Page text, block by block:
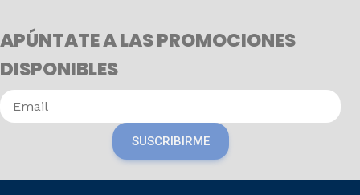
APÚNTATE A LAS PROMOCIONES
DISPONIBLES
SUSCRIBIRME